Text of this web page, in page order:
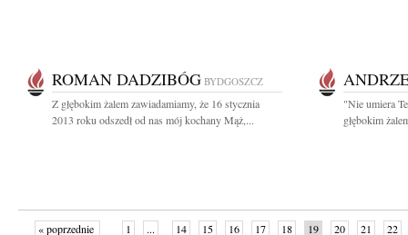
ROMAN DADZIBÓG BYDGOSZCZ
Z głębokim żalem zawiadamiamy, że 16 stycznia
2013 roku odszedł od nas mój kochany Mąż,...
"Nie umiera
głębokim
« poprzednie 1 ... 14 15 16 17 18 19 20 21 22